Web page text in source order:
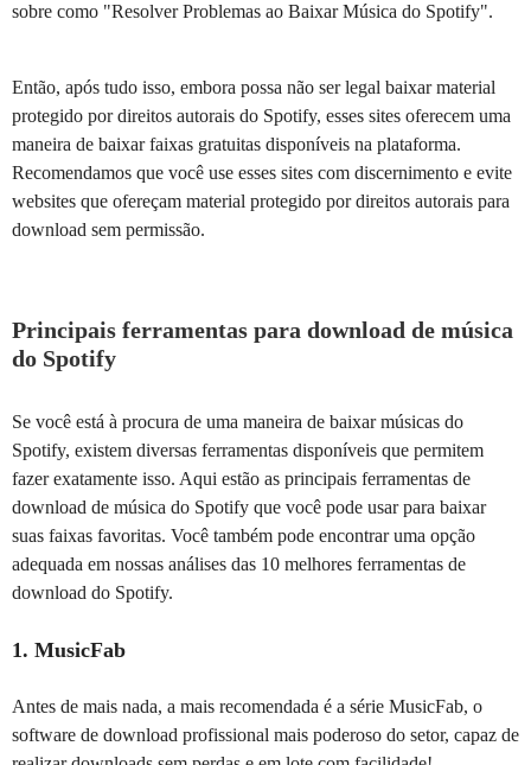
sobre como "Resolver Problemas ao Baixar Música do Spotify".
Então, após tudo isso, embora possa não ser legal baixar material
protegido por direitos autorais do Spotify, esses sites oferecem uma
maneira de baixar faixas gratuitas disponíveis na plataforma.
Recomendamos que você use esses sites com discernimento e evite
websites que ofereçam material protegido por direitos autorais para
download sem permissão.
Principais ferramentas para download de música
do Spotify
Se você está à procura de uma maneira de baixar músicas do
Spotify, existem diversas ferramentas disponíveis que permitem
fazer exatamente isso. Aqui estão as principais ferramentas de
download de música do Spotify que você pode usar para baixar
suas faixas favoritas. Você também pode encontrar uma opção
adequada em nossas análises das 10 melhores ferramentas de
download do Spotify.
1. MusicFab
Antes de mais nada, a mais recomendada é a série MusicFab, o
software de download profissional mais poderoso do setor, capaz de